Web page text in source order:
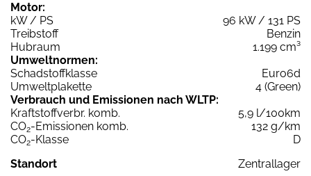
Motor:
kW / PS
96 kW / 131 PS
Treibstoff
Benzin
Hubraum
1.199 cm³
Umweltnormen:
Schadstoffklasse
Euro6d
Umweltplakette
4 (Green)
Verbrauch und Emissionen nach WLTP:
Kraftstoffverbr. komb.
5,9 l/100km
CO2-Emissionen komb.
132 g/km
CO2-Klasse
D
Standort
Zentrallager